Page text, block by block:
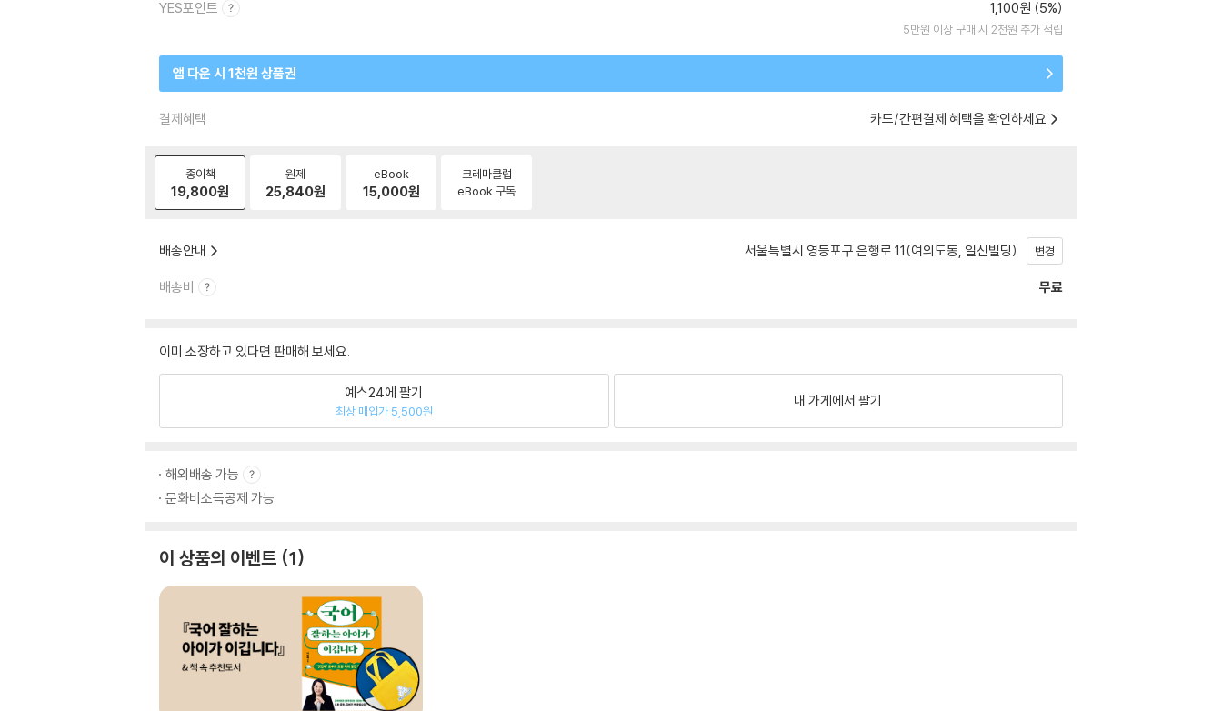
YES포인트 1,100원 (5%)
5만원 이상 구매 시 2천원 추가 적립
앱 다운 시 1천원 상품권
결제혜택 카드/간편결제 혜택을 확인하세요
종이책
19,800원
원제
25,840원
eBook
15,000원
크레마클럽
eBook 구독
배송안내 서울특별시 영등포구 은행로 11(여의도동, 일신빌딩) 변경
배송비 무료
이미 소장하고 있다면 판매해 보세요.
예스24에 팔기
최상 매입가 5,500원
내 가게에서 팔기
해외배송 가능
문화비소득공제 가능
이 상품의 이벤트 1